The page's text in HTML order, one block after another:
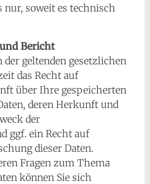
nur, soweit es technisch
Bericht
der geltenden gesetzlichen
das Recht auf
über Ihre gespeicherten
deren Herkunft und
der
ggf. ein Recht auf
dieser Daten.
Fragen zum Thema
können Sie sich